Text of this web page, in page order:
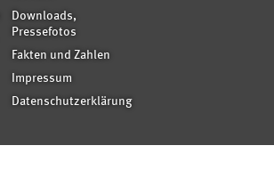
Downloads,
Pressefotos
Fakten und Zahlen
Impressum
Datenschutzerklärung